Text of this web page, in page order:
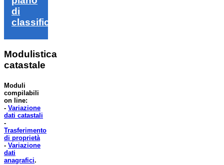
di
classifica
Modulistica
catastale
Moduli
compilabili
on line:
- Variazione
dati catastali
-
Trasferimento
di proprietà
- Variazione
dati
anagrafici.